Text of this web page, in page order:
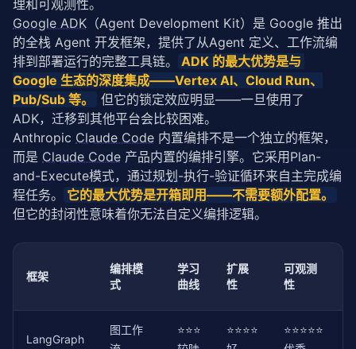
理和可观测性。
Google ADK （Agent Development Kit）是 Google 推出
的全栈 Agent 开发框架，提供了从Agent 定义、工作流编
排到部署运行的完整工具链。
ADK 的最大优势是与
Google 生态的深度集成——Vertex AI、Cloud Run、
Pub/Sub 等。
但它的锁定效应明显——一旦使用了
ADK，迁移到其他平台会比较困难。
Anthropic Claude Code 内置编排不是一个独立的框架，
而是 Claude Code 产品内置的编排引擎。它采用Plan-
and-Execute模式，通过规划 -执行-验证循环来自主完成编
程任务。
它的最大优势是开箱即用——不需要额外配置。
但它的封闭性意味着你无法自定义编排逻辑。
框架
编排模
式
学习
曲线
扩展
性
可观测
性
LangGraph
图工作
⭐⭐⭐
⭐⭐⭐⭐
⭐⭐⭐⭐⭐